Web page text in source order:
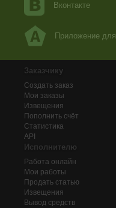
Вконтакте
Приложение
Заказчику
Создать заказ
Мои заказы
Извещения
Пополнить счёт
Статистика
API
Исполнителю
Работа онлайн
Мои работы
Продать статью
Извещения
Вывод средств